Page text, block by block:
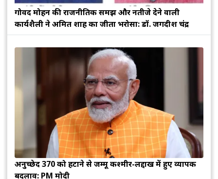
गोविंद मोहन की राजनीतिक समझ और नतीजे देने वाली
कार्यशैली ने अमित शाह का जीता भरोसा: डॉ. जगदीश चंद्र
अनुच्छेद 370 को हटाने से जम्मू कश्मीर-लद्दाख में हुए व्यापक
बदलाव: PM मोदी